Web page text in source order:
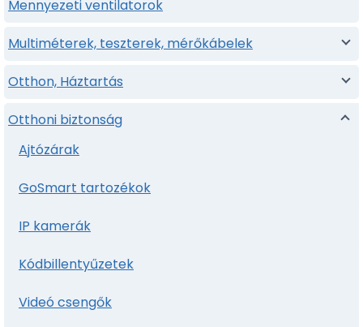
Mennyezeti ventilatorok
Multiméterek, teszterek, mérőkábelek
Otthon, Háztartás
Otthoni biztonság
Ajtózárak
GoSmart tartozékok
IP kamerák
Kódbillentyűzetek
Videó csengők